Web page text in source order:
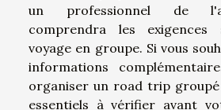
un professionnel de
comprendra les exigences
voyage en groupe. Si vous
informations
organiser un road trip
essentiels à vérifier avant